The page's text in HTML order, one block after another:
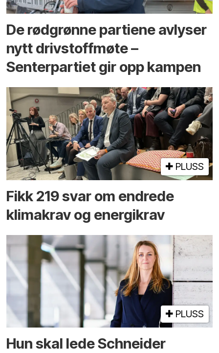
De rødgrønne partiene avlyser
nytt drivstoffmøte –
Senterpartiet gir opp kampen
PLUSS
Fikk 219 svar om endrede
klimakrav og energikrav
PLUSS
Hun skal lede Schneider